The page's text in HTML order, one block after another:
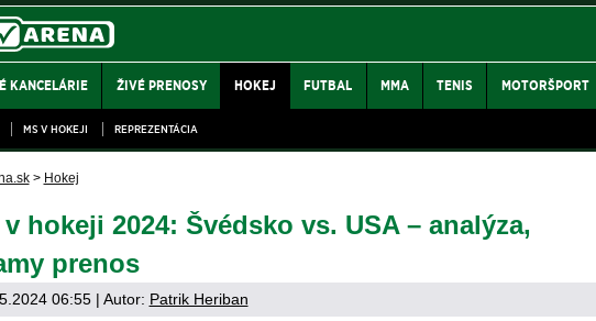
KANCELÁRIE ŽIVÉ PRENOSY HOKEJ FUTBAL MMA TENIS MOTORŠPORT
MS V HOKEJI REPREZENTÁCIA
> Hokej
v hokeji 2024: Švédsko vs. USA – analýza,
prenos
06:55| Autor: Patrik Heriban